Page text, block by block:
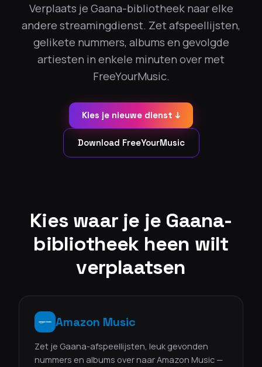
Verplaats je Gaana-bibliotheek naar elke
andere streamingdienst. Zet afspeellijsten,
gelikete nummers, albums en gevolgde
artiesten in enkele minuten over met
FreeYourMusic.
Kies je nieuwe dienst ↓
Download FreeYourMusic
Kies waar je je Gaana-
bibliotheek heen wilt
verplaatsen
Amazon Music
Zet je Gaana-afspeellijsten, leuk gevonden
nummers en albums over naar Amazon Music —